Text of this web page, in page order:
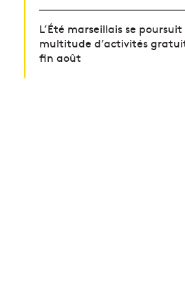
L’Été marseillais se
multitude d’activités
fin août